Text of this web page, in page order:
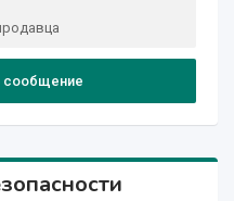
сообщение